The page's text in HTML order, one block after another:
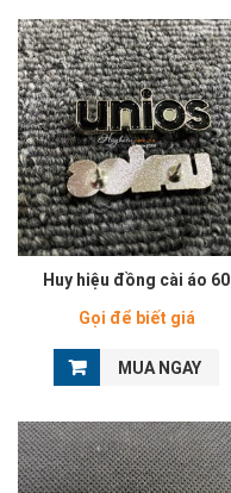
Huy hiệu đồng cài áo 60
Gọi để biết giá
MUA NGAY